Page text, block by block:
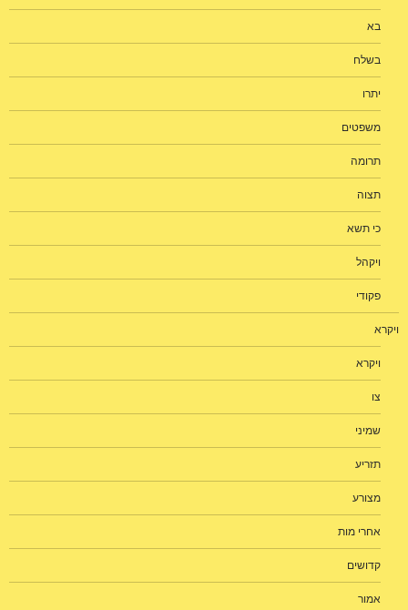
בא
בשלח
יתרו
משפטים
תרומה
תצוה
כי תשא
ויקהל
פקודי
ויקרא
ויקרא
צו
שמיני
תזריע
מצורע
אחרי מות
קדושים
אמור